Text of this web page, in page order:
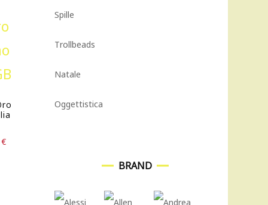
€
Spille
Trollbeads
Natale
Oggettistica
BRAND